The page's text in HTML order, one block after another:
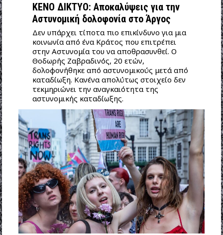
ΚΕΝΟ ΔΙΚΤΥΟ: Αποκαλύψεις για την
Αστυνομική δολοφονία στο Άργος
Δεν υπάρχει τίποτα πιο επικίνδυνο για μια
κοινωνία από ένα Κράτος που επιτρέπει
στην Αστυνομία του να αποθρασυνθεί. Ο
Θοδωρής Ζαβραδινός, 20 ετών,
δολοφονήθηκε από αστυνομικούς μετά από
καταδίωξη. Κανένα απολύτως στοιχείο δεν
τεκμηριώνει την αναγκαιότητα της
αστυνομικής καταδίωξης.